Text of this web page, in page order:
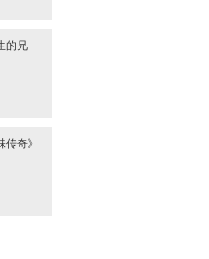
的兄
传奇》